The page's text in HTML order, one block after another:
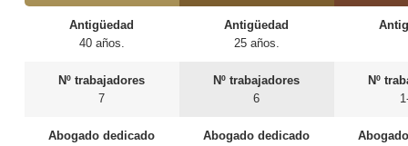
Antigüedad
40 años.
Nº trabajadores
7
Abogado dedicado
Antigüedad
25 años.
Nº trabajadores
6
Abogado dedicado
Nº